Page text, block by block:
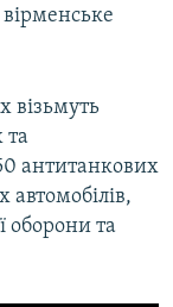
візьмуть
та
антитанкових
автомобілів,
оборони та